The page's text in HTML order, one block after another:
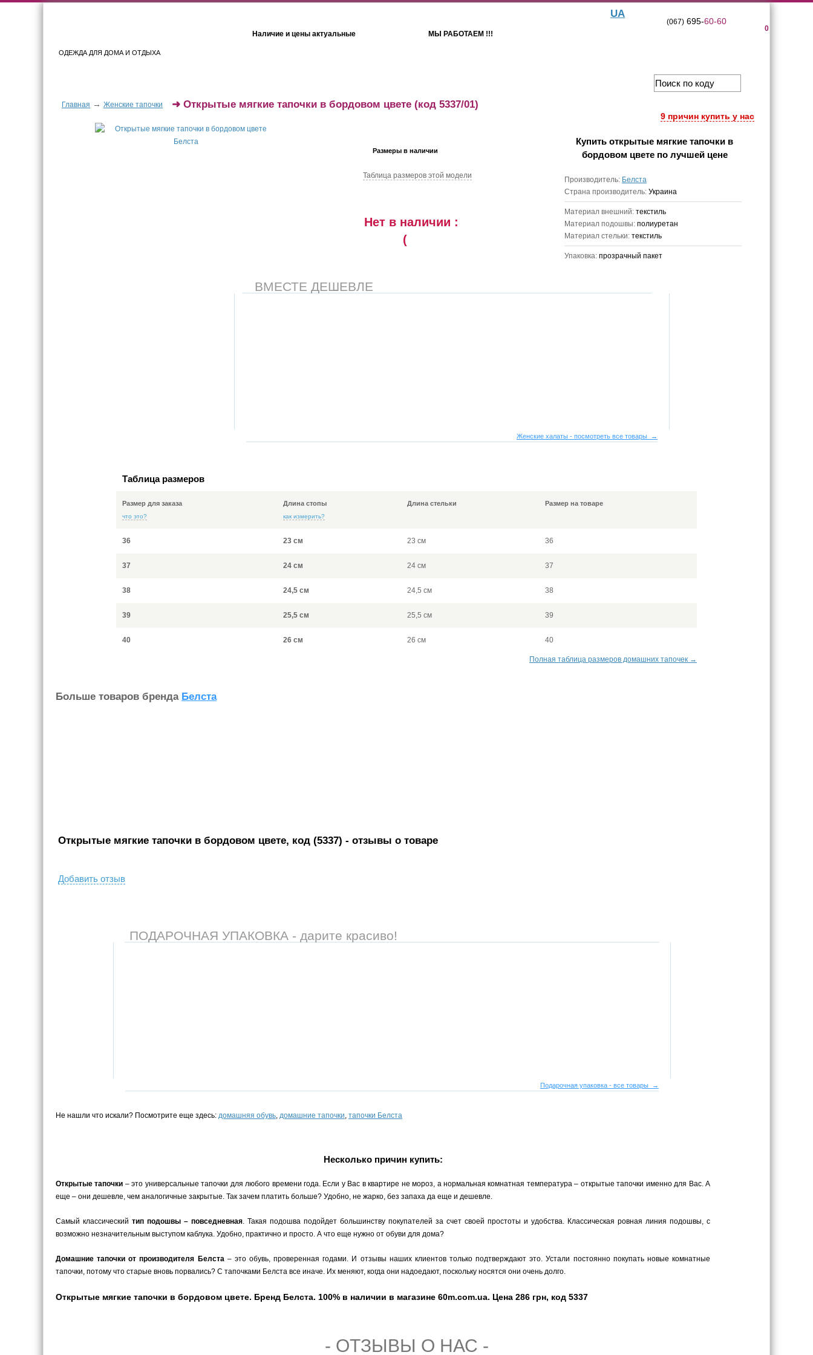
ОДЕЖДА ДЛЯ ДОМА И ОТДЫХА
Наличие и цены актуальные МЫ РАБОТАЕМ !!!
UA
0
(067)695-60-60
Главная → Женские тапочки
9 причин купить у нас
➜ Открытые мягкие тапочки в бордовом цвете (код 5337/01)
Размеры в наличии
Таблица размеров этой модели
Нет в наличии :
(
Купить открытые мягкие тапочки в
бордовом цветепо лучшей цене
Производитель: Белста
Страна производитель: Украина
Материал внешний: текстиль
Материал подошвы: полиуретан
Материал стельки: текстиль
Упаковка: прозрачный пакет
ВМЕСТЕ ДЕШЕВЛЕ
Женские халаты - посмотреть все товары →
Таблица размеров
Размер для заказа
что это?
Длина стопы
как измерить?
Длина стельки Размер на товаре
36 23 см 23 см 36
37 24 см 24 см 37
38 24,5 см 24,5 см 38
39 25,5 см 25,5 см 39
40 26 см 26 см 40
Полная таблица размеров домашних тапочек →
Больше товаров бренда Белста
Открытые мягкие тапочки в бордовом цвете, код (5337) - отзывы о товаре
Добавить отзыв
ПОДАРОЧНАЯ УПАКОВКА - дарите красиво!
Подарочная упаковка - все товары →
Не нашли что искали? Посмотрите еще здесь: домашняя обувь, домашние тапочки, тапочки Белста
Несколько причин купить:
Открытые тапочки – это универсальные тапочки для любого времени года. Если у Вас в квартире не мороз, а нормальная комнатная температура – открытые тапочки именно для Вас. А
еще – они дешевле, чем аналогичные закрытые. Так зачем платить больше? Удобно, не жарко, без запаха да еще и дешевле.
Самый классический тип подошвы – повседневная. Такая подошва подойдет большинству покупателей за счет своей простоты и удобства. Классическая ровная линия подошвы, с
возможно незначительным выступом каблука. Удобно, практично и просто. А что еще нужно от обуви для дома?
Домашние тапочки от производителя Белста– это обувь, проверенная годами. И отзывы наших клиентов только подтверждают это. Устали постоянно покупать новые комнатные
тапочки, потому что старые вновь порвались? С тапочками Белста все иначе. Их меняют, когда они надоедают, поскольку носятся они очень долго.
Открытые мягкие тапочки в бордовом цвете. Бренд Белста. 100% в наличии в магазине 60m.com.ua. Цена 286 грн, код 5337
- ОТЗЫВЫ О НАС -